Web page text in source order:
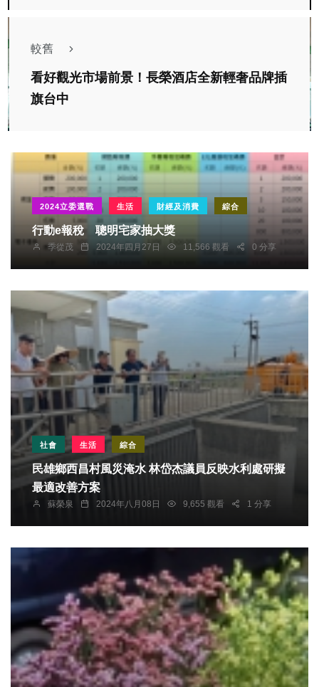
較舊
看好觀光市場前景！長榮酒店全新輕奢品牌插
旗台中
2024立委選戰 生活 財經及消費 綜合
行動e報稅 聰明宅家抽大獎
季從茂 2024年四月27日 11,566 觀看 0 分享
社會 生活 綜合
民雄鄉西昌村風災淹水 林岱杰議員反映水利處研擬
最適改善方案
蘇榮泉 2024年八月08日 9,655 觀看 1 分享